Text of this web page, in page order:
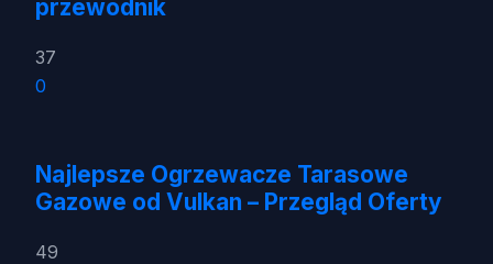
przewodnik
37
0
Najlepsze Ogrzewacze Tarasowe
Gazowe od Vulkan – Przegląd Oferty
49